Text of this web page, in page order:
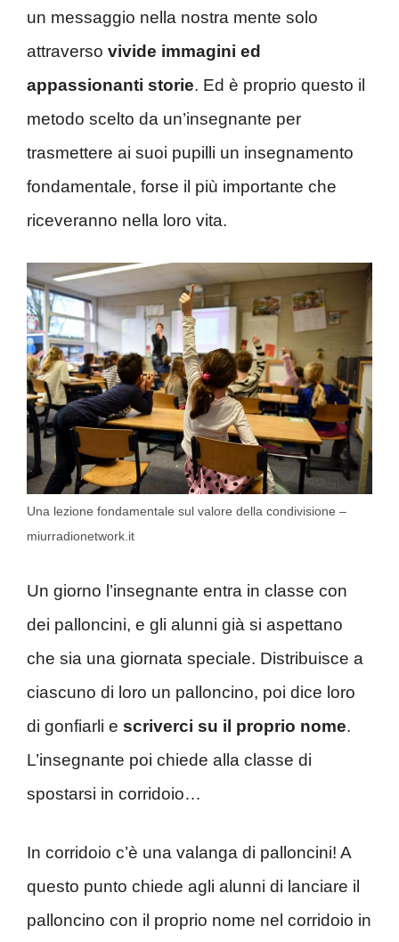
un messaggio nella nostra mente solo
attraverso vivide immagini ed
appassionanti storie. Ed è proprio questo il
metodo scelto da un’insegnante per
trasmettere ai suoi pupilli un insegnamento
fondamentale, forse il più importante che
riceveranno nella loro vita.
Una lezione fondamentale sul valore della condivisione –
miurradionetwork.it
Un giorno l’insegnante entra in classe con
dei palloncini, e gli alunni già si aspettano
che sia una giornata speciale. Distribuisce a
ciascuno di loro un palloncino, poi dice loro
di gonfiarli e scriverci su il proprio nome.
L’insegnante poi chiede alla classe di
spostarsi in corridoio…
In corridoio c’è una valanga di palloncini! A
questo punto chiede agli alunni di lanciare il
palloncino con il proprio nome nel corridoio in